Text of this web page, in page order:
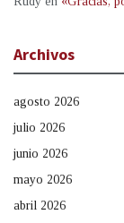
Archivos
agosto 2026
julio 2026
junio 2026
mayo 2026
abril 2026